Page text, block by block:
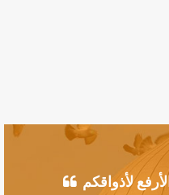
لأذواقكم